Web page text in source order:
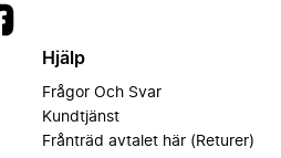
Hjälp
Frågor Och Svar
Kundtjänst
Frånträd avtalet här (Returer)